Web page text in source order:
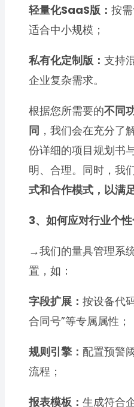
轻量化SaaS版：按
适合中小规模；
私有化定制版：支持
企业复杂需求。
根据您所需要的不同
同 ，我们会在充分了
份详细的项目规划书
明、合理。同时，我
式和合作模式，以满
3、如何应对行业个性
→我们的量具管理系
置，如：
字段扩展：按设备代
合同号”等专属属性；
规则引擎：配置预警
流程；
报表模板：生成符合